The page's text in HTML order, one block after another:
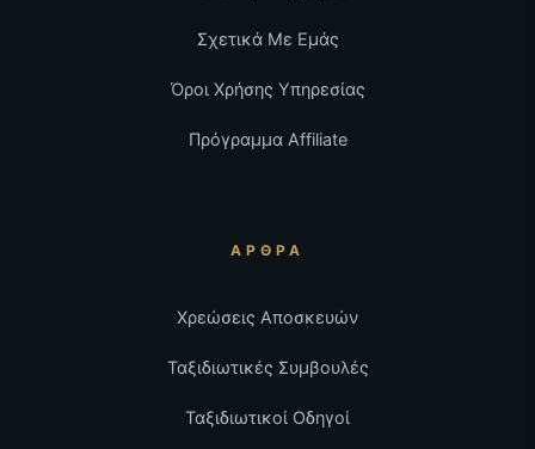
Σχετικά Με Εμάς
Όροι Χρήσης Υπηρεσίας
Πρόγραμμα Affiliate
ΆΡΘΡΑ
Χρεώσεις Αποσκευών
Ταξιδιωτικές Συμβουλές
Ταξιδιωτικοί Οδηγοί